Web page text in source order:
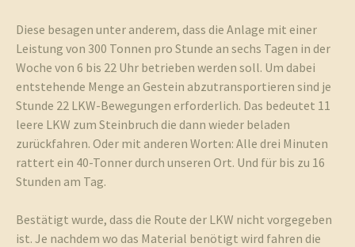
Diese besagen unter anderem, dass die Anlage mit einer
Leistung von 300 Tonnen pro Stunde an sechs Tagen in der
Woche von 6 bis 22 Uhr betrieben werden soll. Um dabei
entstehende Menge an Gestein abzutransportieren sind je
Stunde 22 LKW-Bewegungen erforderlich. Das bedeutet 11
leere LKW zum Steinbruch die dann wieder beladen
zurückfahren. Oder mit anderen Worten: Alle drei Minuten
rattert ein 40-Tonner durch unseren Ort. Und für bis zu 16
Stunden am Tag.
Bestätigt wurde, dass die Route der LKW nicht vorgegeben
ist. Je nachdem wo das Material benötigt wird fahren die